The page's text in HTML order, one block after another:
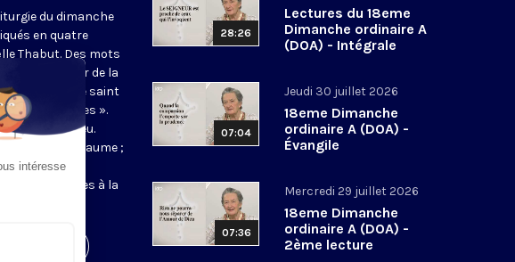
du dimanche
en quatre
Thabut. Des mots
aller au cœur de la
dans ce que saint
des Écritures ».
Parole de Dieu.
; mardi, le psaume ;
; jeudi,
quatre épisodes à la
28:26
Lectures du 18eme
Dimanche ordinaire A
(DOA) - Intégrale
07:04
Jeudi 30 juillet 2026
18eme Dimanche
ordinaire A (DOA) -
Évangile
07:36
Mercredi 29 juillet 2026
18eme Dimanche
ordinaire A (DOA) -
2ème lecture